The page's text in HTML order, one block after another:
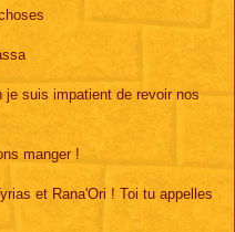
suis impatient de revoir nos
manger !
et Rana'Ori ! Toi tu appelles